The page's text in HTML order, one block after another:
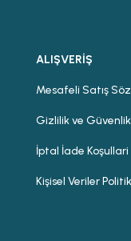
ALIŞVERİŞ
Mesafeli Satış
Gizlilik ve Güvenlik
İptal İade Koşullari
Kişisel Veriler